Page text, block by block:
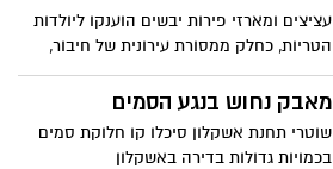
עציצים ומארזי פירות יבשים הוענקו ליולדות
הטריות, כחלק ממסורת עירונית של חיבור,
צמיחה וליווי המשפחות מהיום הראשון
מאבק נחוש בנגע הסמים
שוטרי תחנת אשקלון סיכלו קו חלוקת סמים
בכמויות גדולות בדירה באשקלון